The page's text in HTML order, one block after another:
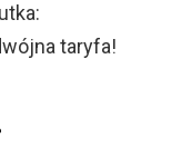
taryfa!